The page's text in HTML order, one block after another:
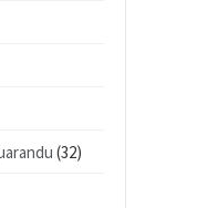
(32)